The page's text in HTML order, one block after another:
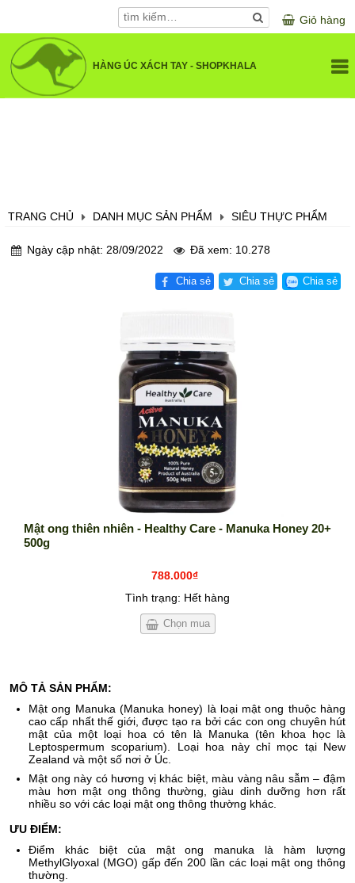
Giỏ hàng
HÀNG ÚC XÁCH TAY - SHOPKHALA
SẢN PHẨM CHO MẸ BẦU
HỖ TRỢ TIÊU HOÁ, GAN, THẬN
HỖ TRỢ SINH SẢN, SINH LÝ
TRANG CHỦ DANH MỤC SẢN PHẨM SIÊU THỰC PHẨM
Ngày cập nhật: 28/09/2022 Đã xem: 10.278
Chia sẻ Chia sẻ Chia sẻ
Mật ong thiên nhiên - Healthy Care - Manuka Honey 20+
500g
788.000₫
Tình trạng: Hết hàng
Chọn mua
MÔ TẢ SẢN PHẨM:
Mật ong Manuka (Manuka honey) là loại mật ong thuộc hàng
cao cấp nhất thế giới, được tạo ra bởi các con ong chuyên hút
mật của một loại hoa có tên là Manuka (tên khoa học là
Leptospermum scoparium). Loại hoa này chỉ mọc tại New
Zealand và một số nơi ở Úc.
Mật ong này có hương vị khác biệt, màu vàng nâu sẫm – đậm
màu hơn mật ong thông thường, giàu dinh dưỡng hơn rất
nhiều so với các loại mật ong thông thường khác.
ƯU ĐIỂM:
Điểm khác biệt của mật ong manuka là hàm lượng
MethylGlyoxal (MGO) gấp đến 200 lần các loại mật ong thông
thường.